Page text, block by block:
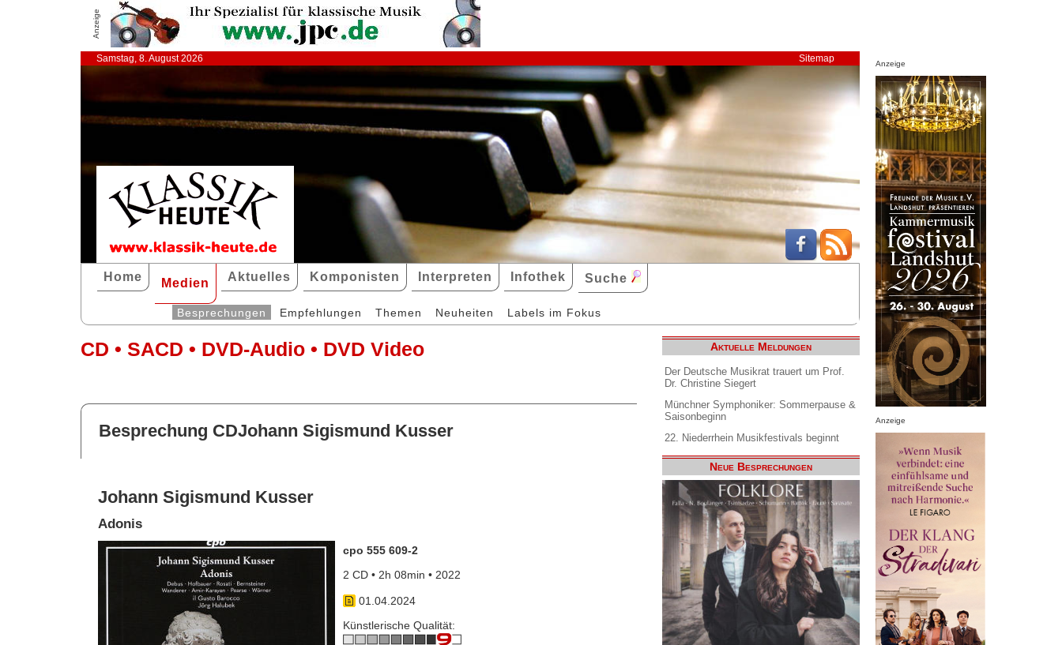
Anzeige
Samstag, 8. August 2026 Sitemap
Home Medien Aktuelles Komponisten Interpreten Infothek Suche
Besprechungen Empfehlungen Themen Neuheiten Labels im Fokus
CD • SACD • DVD-Audio • DVD Video
Besprechung CDJohann Sigismund Kusser
Johann Sigismund Kusser
Adonis
cpo 555 609-2
2 CD • 2h 08min • 2022
01.04.2024
Künstlerische Qualität:
Aktuelle Meldungen
Der Deutsche Musikrat trauert um Prof.
Dr. Christine Siegert
Münchner Symphoniker: Sommerpause &
Saisonbeginn
22. Niederrhein Musikfestivals beginnt
Neue Besprechungen
Anzeige
Anzeige